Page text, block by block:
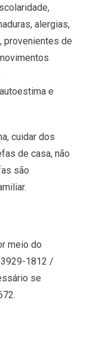
alergias,
de
e
cuidar dos
de casa, não
são
meio do
1812 /
se